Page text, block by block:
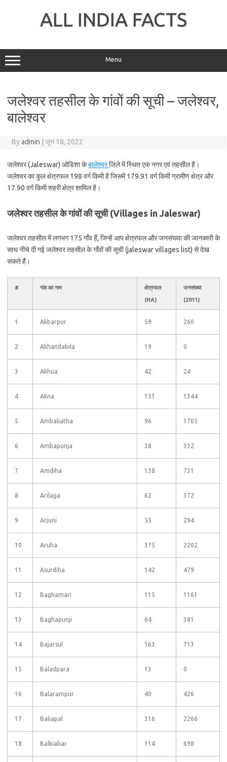
ALL INDIA FACTS
Menu
जलेश्वर तहसील के गांवों की सूची – जलेश्वर,
बालेश्वर
Byadmin जून 18, 2022
जलेश्वर (Jaleswar) ओडिशा केबालेश्वरजिले में स्थित एक नगर एवं तहसील है।
जलेश्वर का कुल क्षेत्रफल 198 वर्ग किमी है जिसमें 179.91 वर्ग किमी ग्रामीण क्षेत्र और
17.90 वर्ग किमी शहरी क्षेत्र शामिल है।
जलेश्वर तहसील के गांवों की सूची (Villages in Jaleswar)
जलेश्वर तहसील में लगभग 175 गाँव हैं, जिन्हें आप क्षेत्रफल और जनसंख्या की जानकारी के
साथ नीचे दी गई जलेश्वर तहसील के गाँवों की सूची (jaleswar villages list) से देख
सकते हैं।
# गांव का नाम
क्षेत्रफल
(HA)
जनसंख्या
(2011)
1 Akbarpur 59 260
2 Akhandabila 19 0
3 Akhua 42 24
4 Akna 151 1344
5 Ambaliatha 96 1705
6 Ambapunja 38 332
7 Amdiha 138 731
8 Arilaga 62 372
9 Arjuni 55 294
10 Aruha 375 2202
11 Asurdiha 142 479
12 Baghamari 115 1161
13 Baghapunji 64 381
14 Bajarsul 163 713
15 Baladpara 13 0
16 Balarampur 40 426
17 Baliapal 316 2266
18 Balkiabar 114 698